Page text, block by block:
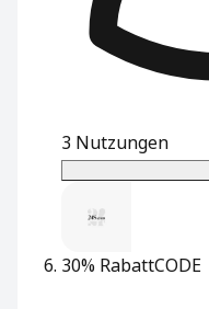
3 Nutzungen
30% RabattCODE